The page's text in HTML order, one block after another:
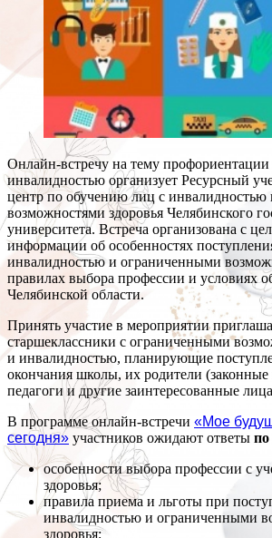
Онлайн-встречу на тему профориентации
инвалидностью организует Ресурсный
центр по обучению лиц с
возможностями здоровья Челябинского
университета. Встреча организована с
информации об особенностях
инвалидностью и ограниченными
правилах выбора профессии и условиях
Челябинской области.
Принять участие в мероприятии
старшеклассники с ограниченными
и инвалидностью, планирующие
окончания школы, их родители (законные
педагоги и другие заинтересованные
В программе онлайн-встречи «Мое
сегодня» участников ожидают ответы
особенности выбора профессии с
здоровья;
правила приема и льготы при
инвалидностью и ограниченными
здоровья;